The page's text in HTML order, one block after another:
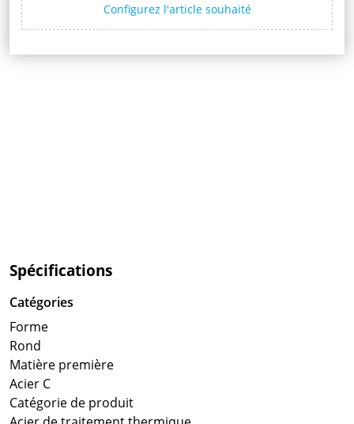
Configurez l'article souhaité
Spécifications
Catégories
Forme
Rond
Matière première
Acier C
Catégorie de produit